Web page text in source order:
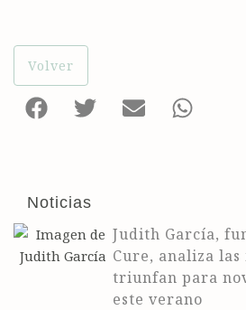
Volver
F
a
o
o
k
T
w
e
r
E
n
p
e
W
h
p
p
Noticias
Judith García,
Cure, analiza
triunfan para
este verano